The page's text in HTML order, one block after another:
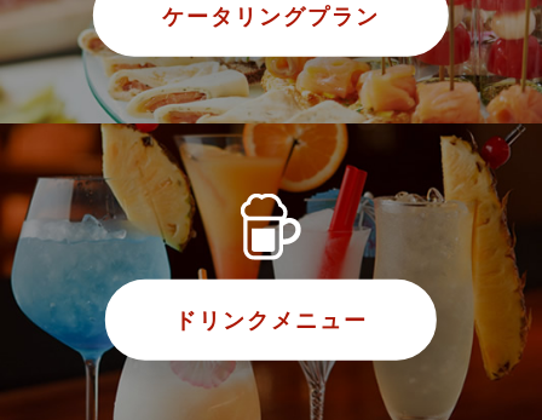
ケータリングプラン
ドリンクメニュー